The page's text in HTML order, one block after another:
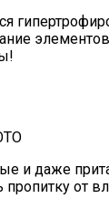
и даже
от